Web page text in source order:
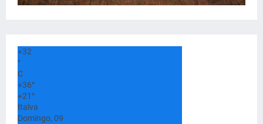
+32
°
C
+36°
+21°
Italva
Domingo, 09